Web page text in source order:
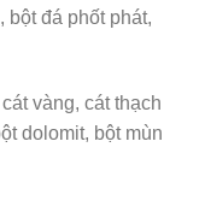
bột đá phốt phát,
vàng, cát thạch
dolomit, bột mùn